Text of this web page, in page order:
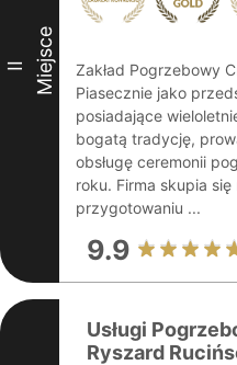
II Miejsce
Zakład Pogrzebowy
Piasecznie jako
posiadające
bogatą tradycję,
obsługę ceremonii
roku. Firma skupia
przygotowaniu ...
9.9
Usługi
Ryszard